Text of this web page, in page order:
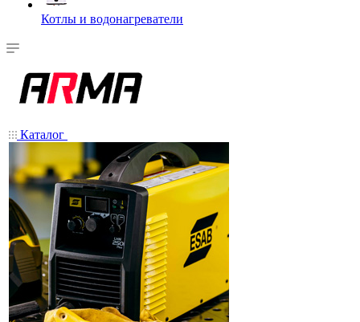
Котлы и водонагреватели
Каталог